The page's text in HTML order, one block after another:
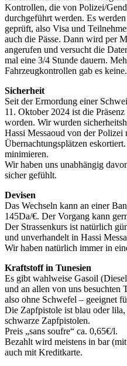
Kontrollen, die von Polizei/
durchgeführt werden. Es
geprüft, also Visa und
auch die Pässe. Dann wird per
angerufen und versucht die
mal eine 3/4 Stunde dauern.
Fahrzeugkontrollen gab es keine.
Sicherheit
Seit der Ermordung einer
11. Oktober 2024 ist die
worden. Wir wurden
Hassi Messaoud von der
Übernachtungsplätzen
minimieren.
Wir haben uns unabhängig
sicher gefühlt.
Devisen
Das Wechseln kann an einer
145Da/€. Der Vorgang kann
Der Strassenkurs ist natürlich
und unverhandelt in Hassi
Wir haben natürlich immer in
Kraftstoff in Tunesien
Es gibt wahlweise Gasoil
und an allen von uns besuchten
also ohne Schwefel – geeignet
Die Zapfpistole ist blau oder
schwarze Zapfpistolen.
Preis „sans soufre“ ca. 0,65€/l.
Bezahlt wird meistens in bar
auch mit Kreditkarte.